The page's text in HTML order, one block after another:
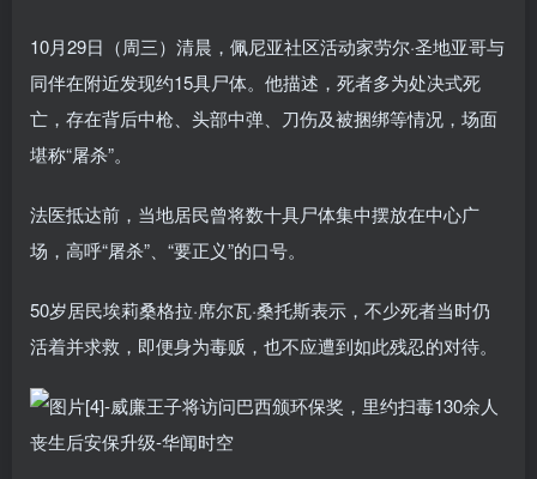
10月29日（周三）清晨，佩尼亚社区活动家劳尔·圣地亚哥与
同伴在附近发现约15具尸体。他描述，死者多为处决式死
亡，存在背后中枪、头部中弹、刀伤及被捆绑等情况，场面
堪称“屠杀”。
法医抵达前，当地居民曾将数十具尸体集中摆放在中心广
场，高呼“屠杀”、“要正义”的口号。
50岁居民埃莉桑格拉·席尔瓦·桑托斯表示，不少死者当时仍
活着并求救，即便身为毒贩，也不应遭到如此残忍的对待。